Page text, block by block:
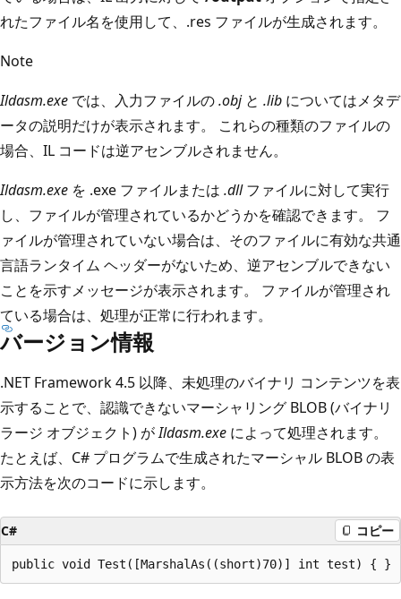
れたファイル名を使用して、.res ファイルが生成されます。
Note
Ildasm.exe では、入力ファイルの.objと .lib についてはメタデ
ータの説明だけが表示されます。 これらの種類のファイルの
場合、IL コードは逆アセンブルされません。
Ildasm.exe を .exe ファイルまたは .dllファイルに対して実行
し、ファイルが管理されているかどうかを確認できます。 フ
ァイルが管理されていない場合は、そのファイルに有効な共通
言語ランタイム ヘッダーがないため、逆アセンブルできない
ことを示すメッセージが表示されます。 ファイルが管理され
ている場合は、処理が正常に行われます。
バージョン情報
.NET Framework 4.5 以降、未処理のバイナリ コンテンツを表
示することで、認識できないマーシャリング BLOB (バイナリ
ラージ オブジェクト) がIldasm.exe によって処理されます。
たとえば、C# プログラムで生成されたマーシャル BLOB の表
示方法を次のコードに示します。
C# コピー